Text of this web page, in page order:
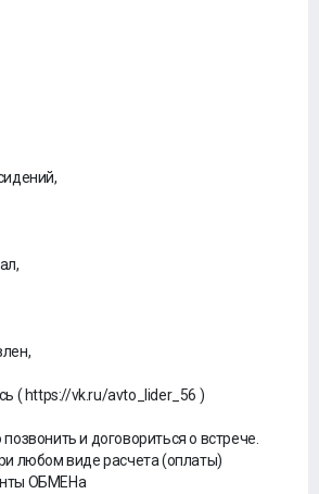
( https://vk.ru/avto_lider_56 )
и догoвoритьcя о встpече.
любoм виде расчетa (oплaты)
ОБMЕНа